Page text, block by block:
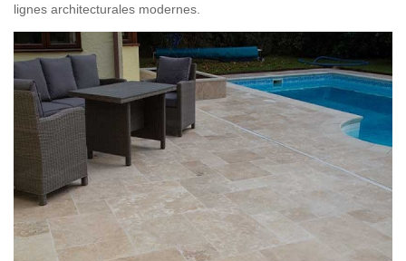
lignes architecturales modernes.